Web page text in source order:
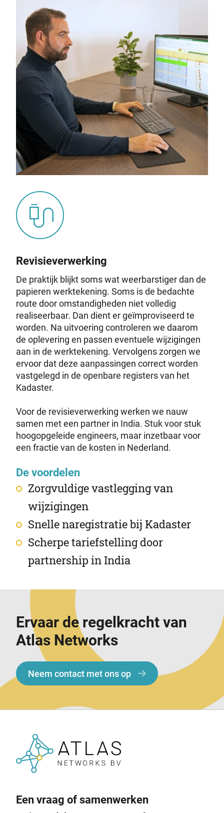
Revisieverwerking
De praktijk blijkt soms wat weerbarstiger dan de
papieren werktekening. Soms is de bedachte
route door omstandigheden niet volledig
realiseerbaar. Dan dient er geïmproviseerd te
worden. Na uitvoering controleren we daarom
de oplevering en passen eventuele wijzigingen
aan in de werktekening. Vervolgens zorgen we
ervoor dat deze aanpassingen correct worden
vastgelegd in de openbare registers van het
Kadaster.
Voor de revisieverwerking werken we nauw
samen met een partner in India. Stuk voor stuk
hoogopgeleide engineers, maar inzetbaar voor
een fractie van de kosten in Nederland.
De voordelen
Zorgvuldige vastlegging van
wijzigingen
Snelle naregistratie bij Kadaster
Scherpe tariefstelling door
partnership in India
Ervaar de regelkracht van
Atlas Networks
Neem contact met ons op
Een vraag of samenwerken